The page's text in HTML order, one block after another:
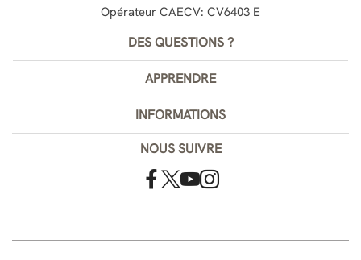
Opérateur CAECV: CV6403 E
DES QUESTIONS ?
APPRENDRE
INFORMATIONS
NOUS SUIVRE